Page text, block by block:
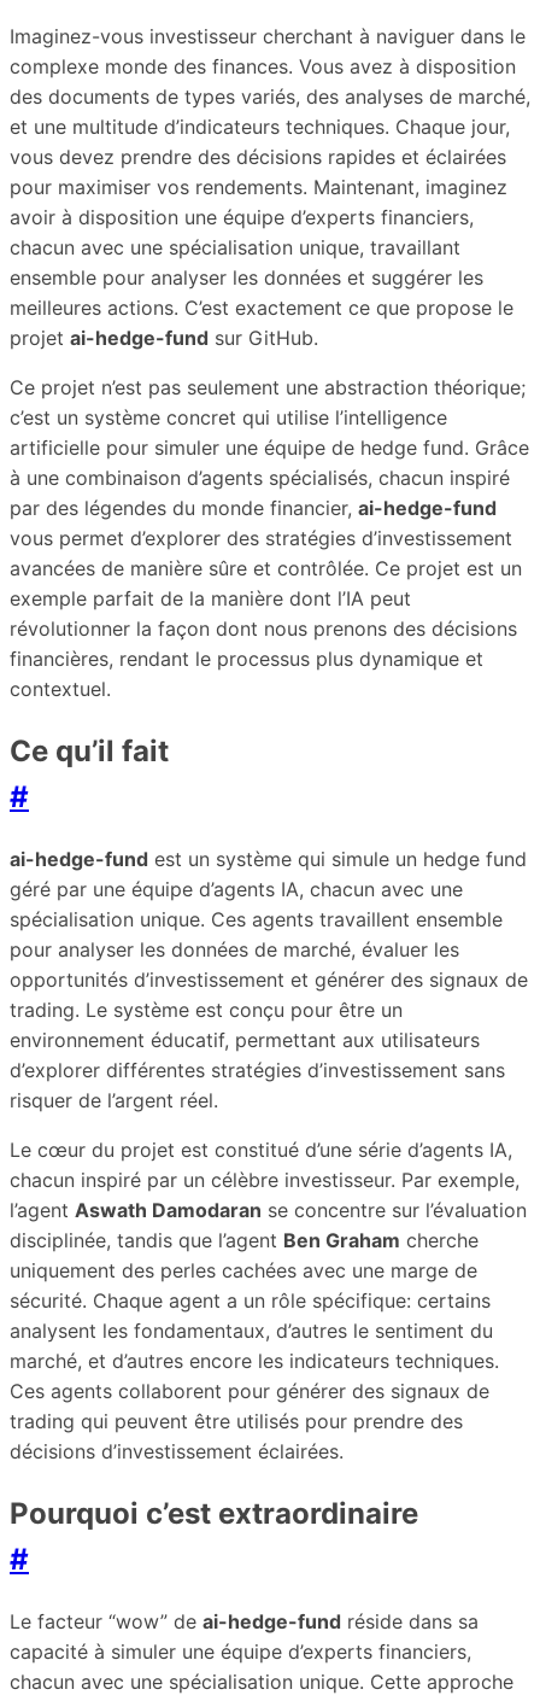
Imaginez-vous investisseur cherchant à naviguer dans le
complexe monde des finances. Vous avez à disposition
des documents de types variés, des analyses de marché,
et une multitude d’indicateurs techniques. Chaque jour,
vous devez prendre des décisions rapides et éclairées
pour maximiser vos rendements. Maintenant, imaginez
avoir à disposition une équipe d’experts financiers,
chacun avec une spécialisation unique, travaillant
ensemble pour analyser les données et suggérer les
meilleures actions. C’est exactement ce que propose le
projet ai-hedge-fund sur GitHub.
Ce projet n’est pas seulement une abstraction théorique;
c’est un système concret qui utilise l’intelligence
artificielle pour simuler une équipe de hedge fund. Grâce
à une combinaison d’agents spécialisés, chacun inspiré
par des légendes du monde financier, ai-hedge-fund
vous permet d’explorer des stratégies d’investissement
avancées de manière sûre et contrôlée. Ce projet est un
exemple parfait de la manière dont l’IA peut
révolutionner la façon dont nous prenons des décisions
financières, rendant le processus plus dynamique et
contextuel.
Ce qu’il fait
#
ai-hedge-fund est un système qui simule un hedge fund
géré par une équipe d’agents IA, chacun avec une
spécialisation unique. Ces agents travaillent ensemble
pour analyser les données de marché, évaluer les
opportunités d’investissement et générer des signaux de
trading. Le système est conçu pour être un
environnement éducatif, permettant aux utilisateurs
d’explorer différentes stratégies d’investissement sans
risquer de l’argent réel.
Le cœur du projet est constitué d’une série d’agents IA,
chacun inspiré par un célèbre investisseur. Par exemple,
l’agent Aswath Damodaran se concentre sur l’évaluation
disciplinée, tandis que l’agent Ben Graham cherche
uniquement des perles cachées avec une marge de
sécurité. Chaque agent a un rôle spécifique: certains
analysent les fondamentaux, d’autres le sentiment du
marché, et d’autres encore les indicateurs techniques.
Ces agents collaborent pour générer des signaux de
trading qui peuvent être utilisés pour prendre des
décisions d’investissement éclairées.
Pourquoi c’est extraordinaire
#
Le facteur “wow” de ai-hedge-fund réside dans sa
capacité à simuler une équipe d’experts financiers,
chacun avec une spécialisation unique. Cette approche